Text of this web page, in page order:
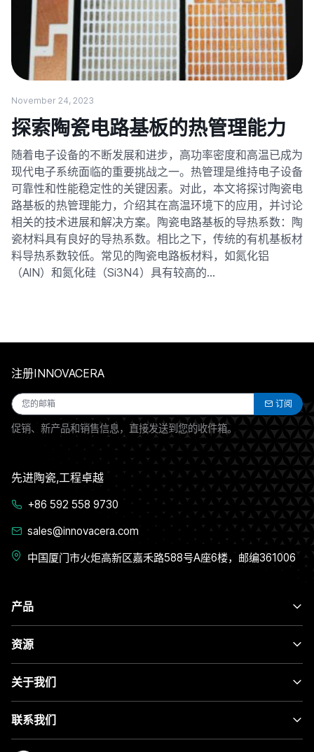
November 24, 2023
探索陶瓷电路基板的热管理能力
随着电子设备的不断发展和进步，高功率密度和高温已成为
现代电子系统面临的重要挑战之一。热管理是维持电子设备
可靠性和性能稳定性的关键因素。对此，本文将探讨陶瓷电
路基板的热管理能力，介绍其在高温环境下的应用，并讨论
相关的技术进展和解决方案。陶瓷电路基板的导热系数：陶
瓷材料具有良好的导热系数。相比之下，传统的有机基板材
料导热系数较低。常见的陶瓷电路板材料，如氮化铝
（AlN）和氮化硅（Si3N4）具有较高的…
产品
资源
关于我们
联系我们
注册INNOVACERA
订阅
促销、新产品和销售信息，直接发送到您的收件箱。
先进陶瓷,工程卓越
+86 592 558 9730
sales@innovacera.com
中国厦门市火炬高新区嘉禾路588号A座6楼，邮编361006